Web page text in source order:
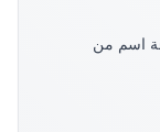
اسم من